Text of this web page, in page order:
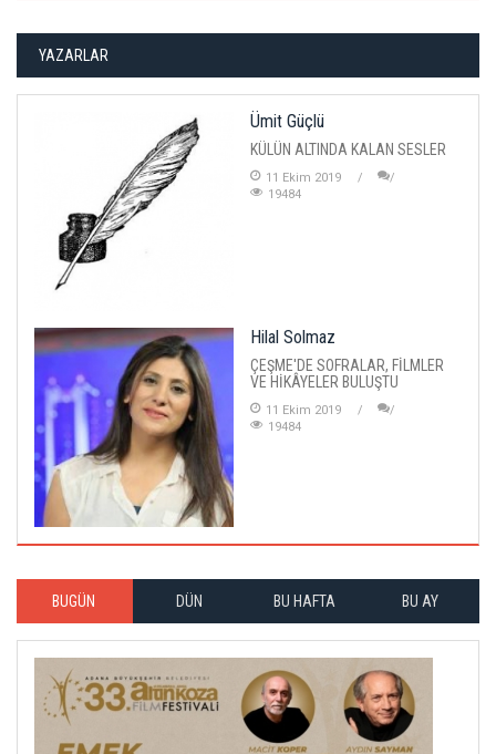
YAZARLAR
Ümit Güçlü
KÜLÜN ALTINDA KALAN SESLER
11 Ekim 2019
19484
Hilal Solmaz
ÇEŞME'DE SOFRALAR, FİLMLER
VE HİKÂYELER BULUŞTU
11 Ekim 2019
19484
BUGÜN DÜN BU HAFTA BU AY